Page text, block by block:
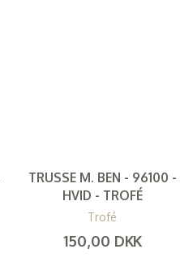
TRUSSE M. BEN - 96100 -
HVID - TROFÉ
Trofé
150,00 DKK